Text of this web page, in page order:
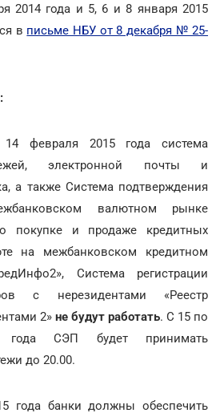
2014 года и 5, 6 и 8 января 2015
в письме НБУ от 8 декабря № 25-
февраля 2015 года система
электронной почты и
а также Система подтверждения
валютном рынке
покупке и продаже кредитных
на межбанковском кредитном
Система регистрации
с нерезидентами «Реестр
2» не будут работать. С 15 по
СЭП будет принимать
до 20.00.
года банки должны обеспечить